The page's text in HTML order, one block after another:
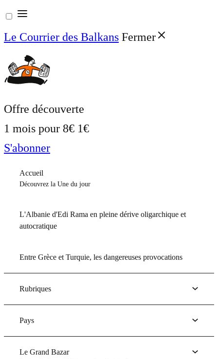
Aller
au
contenu
Le Courrier des Balkans Fermer
Offre découverte
1 mois pour 8€ 1€
S'abonner
Accueil
Découvrez la Une du jour
L'Albanie d'Edi Rama en pleine dérive oligarchique et
autocratique
Entre Grèce et Turquie, les dangereuses provocations
Rubriques
Pays
Le Grand Bazar